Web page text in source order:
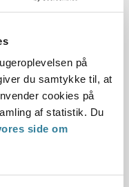
på
du samtykke til, at
cookies på
af statistik. Du
side om